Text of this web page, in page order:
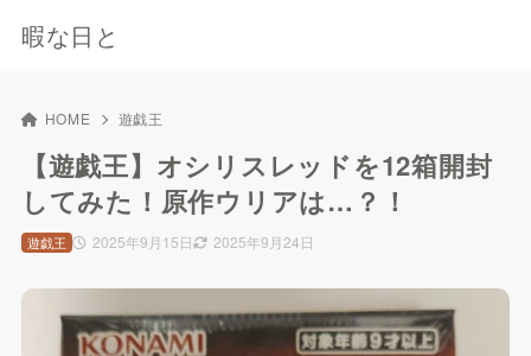
暇な日と
HOME 遊戯王
【遊戯王】オシリスレッドを12箱開封
してみた！原作ウリアは…？！
2025年9月15日 2025年9月24日
遊戯王